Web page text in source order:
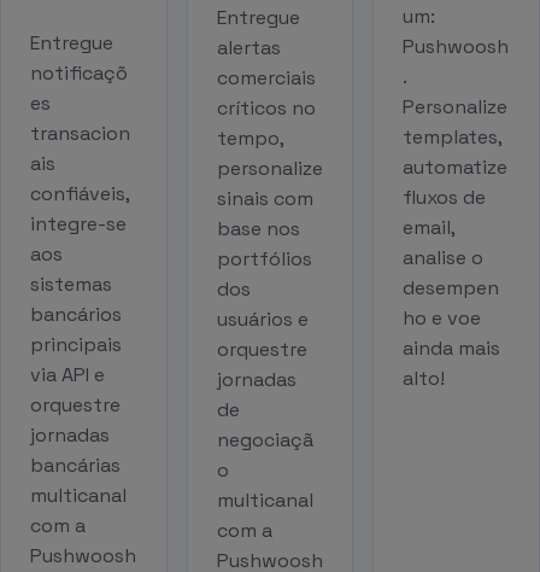
Entregue
notificaçõ
es
transacion
ais
confiáveis,
integre-se
aos
sistemas
bancários
principais
via API e
orquestre
jornadas
bancárias
multicanal
com a
Pushwoosh
Entregue
alertas
comerciais
críticos no
tempo,
personalize
sinais com
base nos
portfólios
dos
usuários e
orquestre
jornadas
de
negociaçã
o
multicanal
com a
Pushwoosh
um:
Pushwoosh
.
Personalize
templates,
automatize
fluxos de
email,
analise o
desempen
ho e voe
ainda mais
alto!